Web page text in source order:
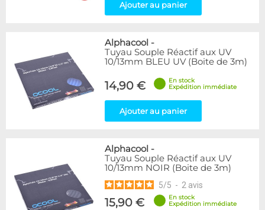
Ajouter au panier
Alphacool -
Tuyau Souple Réactif aux UV
10/13mm BLEU UV (Boite de 3m)
14,90 €
En stock
Expédition immédiate
Ajouter au panier
Alphacool -
Tuyau Souple Réactif aux UV
10/13mm NOIR (Boite de 3m)
5/5 - 2 avis
15,90 €
En stock
Expédition immédiate